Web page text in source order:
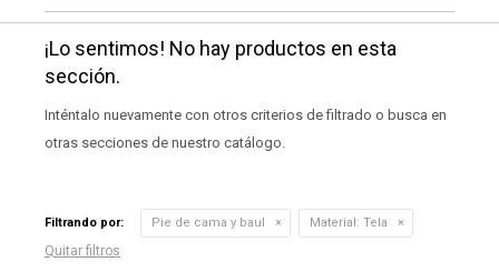
¡Lo sentimos! No hay productos en esta
sección.
Inténtalo nuevamente con otros criterios de filtrado o busca en
otras secciones de nuestro catálogo.
Filtrando por: Pie de cama y baul Material: Tela
Quitar filtros